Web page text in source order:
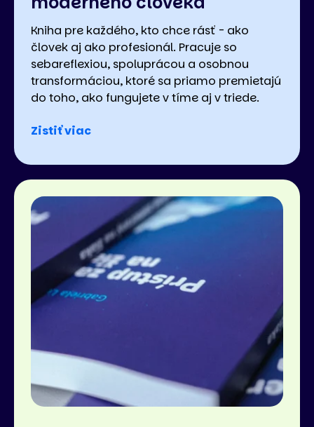
Kniha pre každého, kto chce rásť - ako
človek aj ako profesionál. Pracuje so
sebareflexiou, spoluprácou a osobnou
transformáciou, ktoré sa priamo premietajú
do toho, ako fungujete v tíme aj v triede.
Zistiť viac